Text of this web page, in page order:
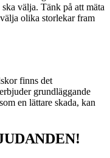
välja. Tänk på att mäta
olika storlekar fram
finns det
grundläggande
en lättare skada, kan